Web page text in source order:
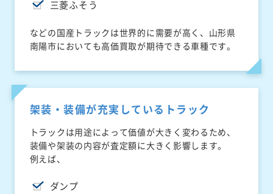
三菱ふそう
などの国産トラックは世界的に需要が高く、山形県
南陽市においても高価買取が期待できる車種です。
架装・装備が充実しているトラック
トラックは用途によって価値が大きく変わるため、
装備や架装の内容が査定額に大きく影響します。
例えば、
ダンプ